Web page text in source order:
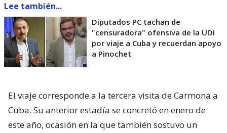
Lee también...
Diputados PC tachan de
"censuradora" ofensiva de la UDI
por viaje a Cuba y recuerdan apoyo
a Pinochet
El viaje corresponde a la tercera visita de Carmona a
Cuba. Su anterior estadía se concretó en enero de
este año, ocasión en la que también sostuvo un